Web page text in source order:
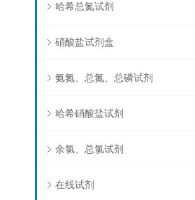
哈希总氮试剂
硝酸盐试剂盒
氨氮、总氮、总磷试剂
哈希硝酸盐试剂
余氯、总氯试剂
在线试剂